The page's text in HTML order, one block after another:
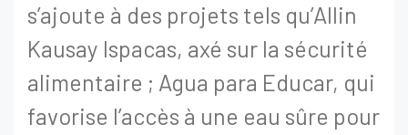
s’ajoute à des projets tels qu’Allin
Kausay Ispacas, axé sur la sécurité
alimentaire ; Agua para Educar, qui
favorise l’accès à une eau sûre pour